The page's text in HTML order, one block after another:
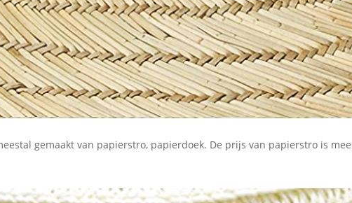
gemaakt van papierstro, papierdoek. De prijs van papierstro is